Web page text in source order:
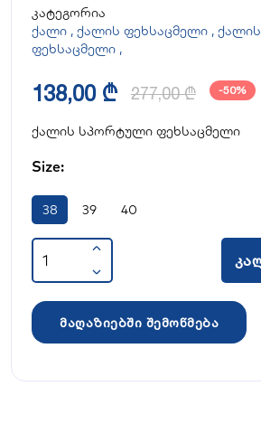
კატეგორია
ქალი , ქალის ფეხსაცმელი ,
ფეხსაცმელი ,
138,00 ₾ 277,00 ₾ -50%
ქალის სპორტული ფეხსაცმელი
Size:
38 39 40
მაღაზიებში შემოწმება